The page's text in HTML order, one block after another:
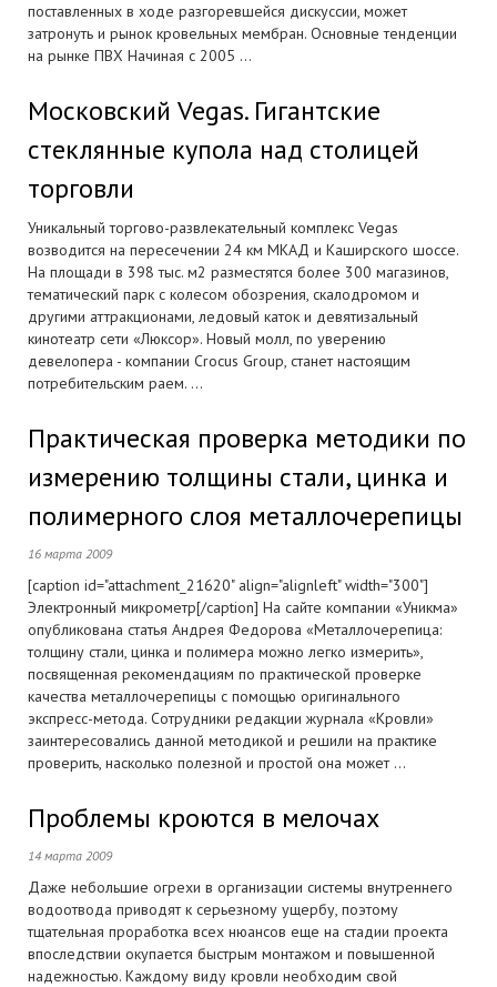
поставленных в ходе разгоревшейся дискуссии, может
затронуть и рынок кровельных мембран. Основные тенденции
на рынке ПВХ Начиная с 2005 ...
Московский Vegas. Гигантские
стеклянные купола над столицей
торговли
Уникальный торгово-развлекательный комплекс Vegas
возводится на пересечении 24 км МКАД и Каширского шоссе.
На площади в 398 тыс. м2 разместятся более 300 магазинов,
тематический парк с колесом обозрения, скалодромом и
другими аттракционами, ледовый каток и девятизальный
кинотеатр сети «Люксор». Новый молл, по уверению
девелопера - компании Crocus Group, станет настоящим
потребительским раем. ...
Практическая проверка методики по
измерению толщины стали, цинка и
полимерного слоя металлочерепицы
16 марта 2009
[caption id="attachment_21620" align="alignleft" width="300"]
Электронный микрометр[/caption] На сайте компании «Уникма»
опубликована статья Андрея Федорова «Металлочерепица:
толщину стали, цинка и полимера можно легко измерить»,
посвященная рекомендациям по практической проверке
качества металлочерепицы с помощью оригинального
экспресс-метода. Сотрудники редакции журнала «Кровли»
заинтересовались данной методикой и решили на практике
проверить, насколько полезной и простой она может ...
Проблемы кроются в мелочах
14 марта 2009
Даже небольшие огрехи в организации системы внутреннего
водоотвода приводят к серьезному ущербу, поэтому
тщательная проработка всех нюансов еще на стадии проекта
впоследствии окупается быстрым монтажом и повышенной
надежностью. Каждому виду кровли необходим свой